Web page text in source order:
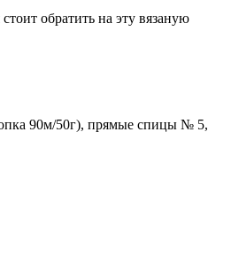
обратить на эту вязаную
90м/50г), прямые спицы № 5,